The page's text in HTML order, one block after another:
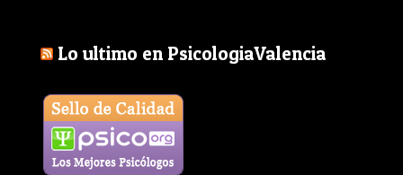
Lo ultimo en PsicologiaValencia